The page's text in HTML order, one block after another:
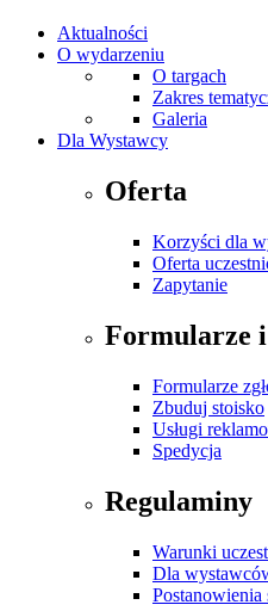
Aktualności
O wydarzeniu
O targach
Zakres
Galeria
Dla Wystawcy
Oferta
Korzyści dla
Oferta
Zapytanie
Formularze i
Formularze
Zbuduj stoisko
Usługi
Spedycja
Regulaminy
Warunki
Dla
Postanowienia